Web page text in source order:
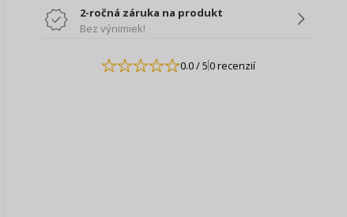
2-ročná záruka na produkt
Bez výnimiek!
0.0/ 50 recenzií